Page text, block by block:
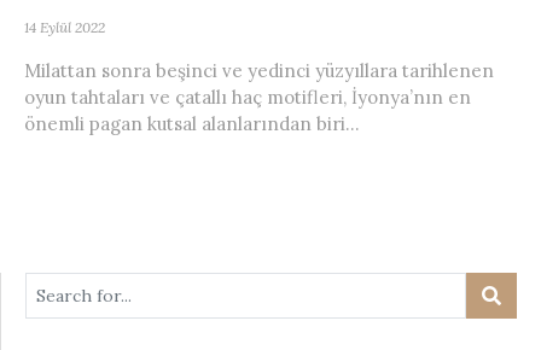
14 Eylül 2022
Milattan sonra beşinci ve yedinci yüzyıllara tarihlenen
oyun tahtaları ve çatallı haç motifleri, İyonya’nın en
önemli pagan kutsal alanlarından biri...